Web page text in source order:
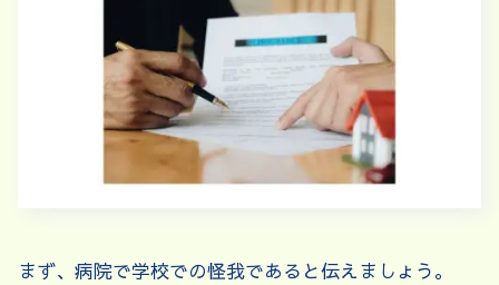
まず、病院で学校での怪我であると伝えましょう。